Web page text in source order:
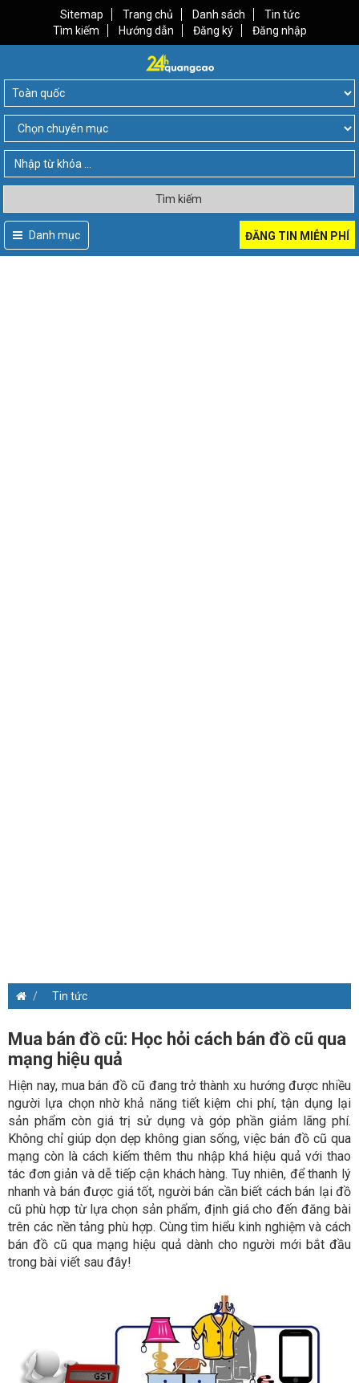
Sitemap Trang chủ Danh sách
Tin tức
Tìm kiếm
Hướng dẫn Đăng ký Đăng nhập
Tìm kiếm
Danh mục ĐĂNG TIN MIỄN PHÍ
Tin tức
Mua bán đồ cũ: Học hỏi cách bán đồ cũ qua
mạng hiệu quả
Hiện nay, mua bán đồ cũ đang trở thành xu hướng được nhiều
người lựa chọn nhờ khả năng tiết kiệm chi phí, tận dụng lại
sản phẩm còn giá trị sử dụng và góp phần giảm lãng phí.
Không chỉ giúp dọn dẹp không gian sống, việc bán đồ cũ qua
mạng còn là cách kiếm thêm thu nhập khá hiệu quả với thao
tác đơn giản và dễ tiếp cận khách hàng. Tuy nhiên, để thanh lý
nhanh và bán được giá tốt, người bán cần biết cách bán lại đồ
cũ phù hợp từ lựa chọn sản phẩm, định giá cho đến đăng bài
trên các nền tảng phù hợp. Cùng tìm hiểu kinh nghiệm và cách
bán đồ cũ qua mạng hiệu quả dành cho người mới bắt đầu
trong bài viết sau đây!